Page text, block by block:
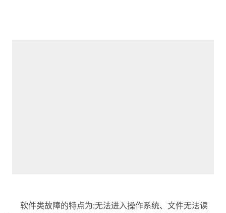
软件类故障的特点为:无法进入操作系统、文件无法读